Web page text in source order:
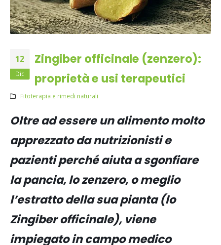
12
Dic
Zingiber officinale (zenzero):
proprietà e usi terapeutici
Fitoterapia e rimedi naturali
Oltre ad essere un alimento molto
apprezzato da nutrizionisti e
pazienti perché aiuta a sgonfiare
la pancia, lo zenzero, o meglio
l’estratto della sua pianta (lo
Zingiber officinale), viene
impiegato in campo medico